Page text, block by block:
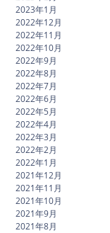
2023年1月
2022年12月
2022年11月
2022年10月
2022年9月
2022年8月
2022年7月
2022年6月
2022年5月
2022年4月
2022年3月
2022年2月
2022年1月
2021年12月
2021年11月
2021年10月
2021年9月
2021年8月